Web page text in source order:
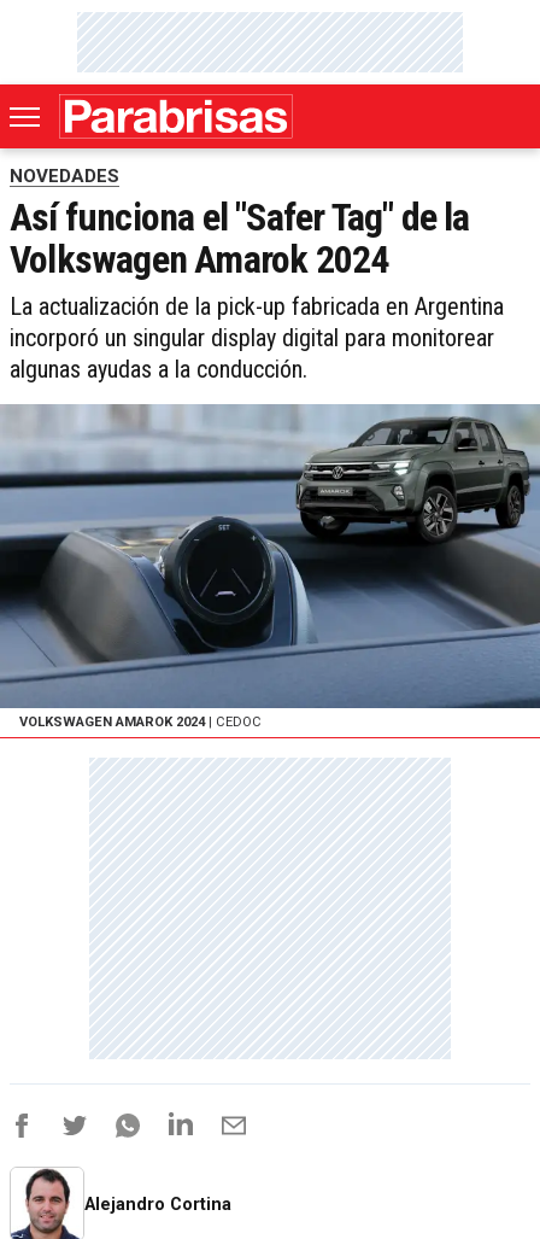
NOVEDADES
Así funciona el "Safer Tag" de la
Volkswagen Amarok 2024
La actualización de la pick-up fabricada en Argentina
incorporó un singular display digital para monitorear
algunas ayudas a la conducción.
VOLKSWAGEN AMAROK 2024| CEDOC
Alejandro Cortina